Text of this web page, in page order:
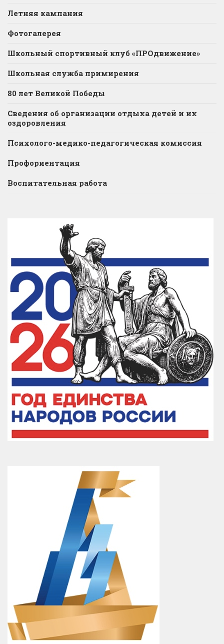
Летняя кампания
Фотогалерея
Школьный спортивный клуб «ПРОдвижение»
Школьная служба примирения
80 лет Великой Победы
Сведения об организации отдыха детей и их
оздоровления
Психолого-медико-педагогическая комиссия
Профориентация
Воспитательная работа